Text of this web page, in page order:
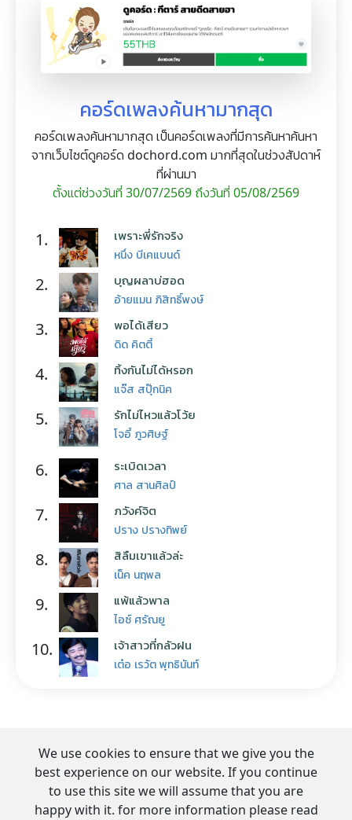
คอร์ดเพลงค้นหามากสุด
คอร์ดเพลงค้นหามากสุด เป็นคอร์ดเพลงที่มีการค้นหาค้นหา
จากเว็บไซต์ดูคอร์ด dochord.com มากที่สุดในช่วงสัปดาห์
ที่ผ่านมา
ตั้งแต่ช่วงวันที่ 30/07/2569 ถึงวันที่ 05/08/2569
1. เพราะพี่รักจริง
หนึ่ง บีเคแบนด์
2. บุญผลาบ่ฮอด
อ้ายแมน ภิสิทธิ์พงษ์
3. พอได้เสียว
ดิด คิตตี้
4. ทิ้งกันไม่ได้หรอก
แจ๊ส สปุ๊กนิค
5. รักไม่ไหวแล้วโว้ย
โจอี้ ภูวศิษฐ์
6. ระเบิดเวลา
ศาล สานศิลป์
7. ภวังค์จิต
ปราง ปรางทิพย์
8. สิลืมเขาแล้วล่ะ
เน็ค นฤพล
9. แพ้แล้วพาล
ไอซ์ ศรัณยู
10. เจ้าสาวที่กลัวฝน
เต๋อ เรวัต พุทธินันท์
We use cookies to ensure that we give you the
best experience on our website. If you continue
to use this site we will assume that you are
happy with it. for more information please read